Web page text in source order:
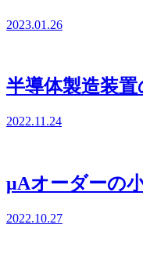
2023.01.26
半導体製造装
2022.11.24
μAオーダーの
2022.10.27